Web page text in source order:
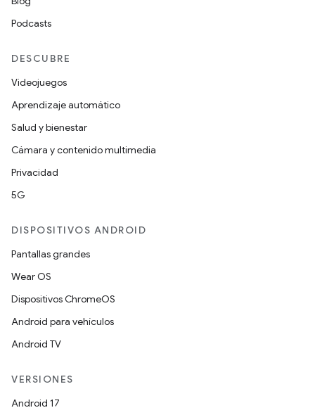
Podcasts
DESCUBRE
Videojuegos
Aprendizaje automático
Salud y bienestar
Cámara y contenido multimedia
Privacidad
5G
DISPOSITIVOS ANDROID
Pantallas grandes
Wear OS
Dispositivos ChromeOS
Android para vehículos
Android TV
VERSIONES
Android 17